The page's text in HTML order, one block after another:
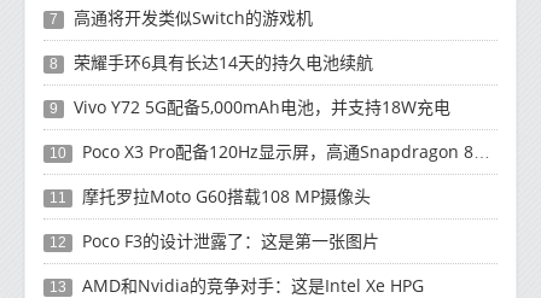
7 高通将开发类似Switch的游戏机
8 荣耀手环6具有长达14天的持久电池续航
9 Vivo Y72 5G配备5,000mAh电池，并支持18W充电
10 Poco X3 Pro配备120Hz显示屏，高通Snapdragon 860处理器
11 摩托罗拉Moto G60搭载108 MP摄像头
12 Poco F3的设计泄露了：这是第一张图片
13 AMD和Nvidia的竞争对手：这是Intel Xe HPG